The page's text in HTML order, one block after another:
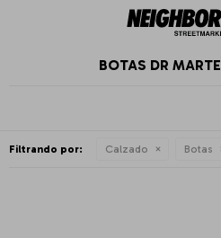
BOTAS DR
Filtrando por: Calzado Botas